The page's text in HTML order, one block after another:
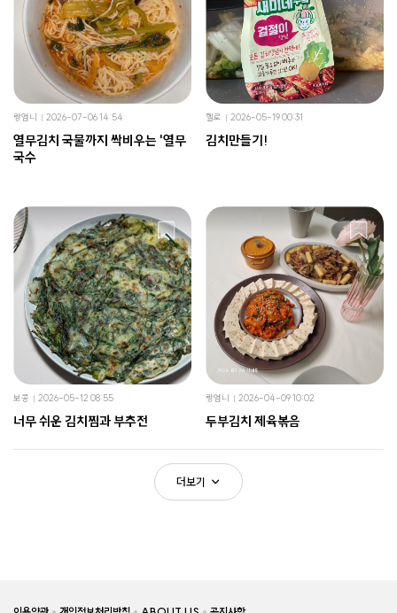
랑엄니 2026-07-06 14:54
열무김치 국물까지 싹비우는 '열무
국수
헬로 2026-05-19 00:31
김치만들기!
보콩 2026-05-12 08:55
너무 쉬운 김치찜과 부추전
랑엄니 2026-04-09 10:02
두부김치 제육볶음
더보기